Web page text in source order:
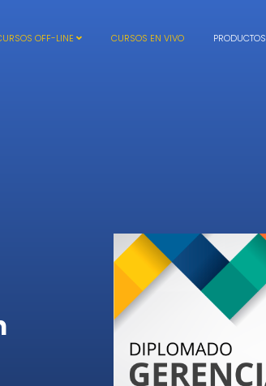
OFF-LINE CURSOS EN VIVO PRODUCTOS